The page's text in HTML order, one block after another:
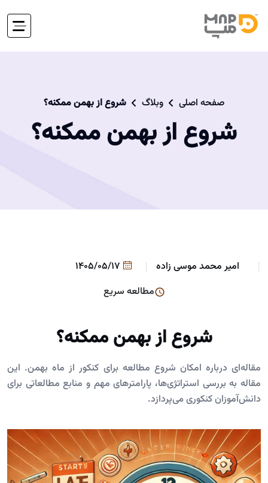
صفحه اصلی وبلاگ شروع از بهمن ممکنه؟
شروع از بهمن ممکنه؟
امیر محمد موسی زاده
مطالعه سریع
شروع از بهمن ممکنه؟
مقاله‌ای درباره امکان شروع مطالعه برای کنکور از ماه بهمن. این
مقاله به بررسی استراتژی‌ها، پارامترهای مهم و منابع مطالعاتی برای
دانش‌آموزان کنکوری می‌پردازد.